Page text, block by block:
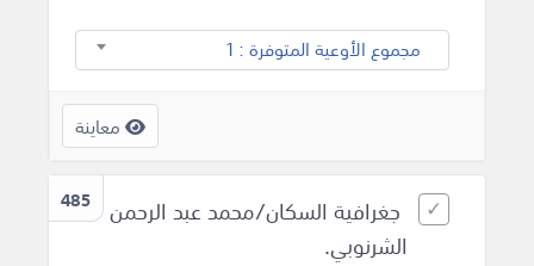
مجموع الأوعية المتوفرة : 1
معاينة
485
جغرافية السكان/محمد عبد الرحمن
الشرنوبي.